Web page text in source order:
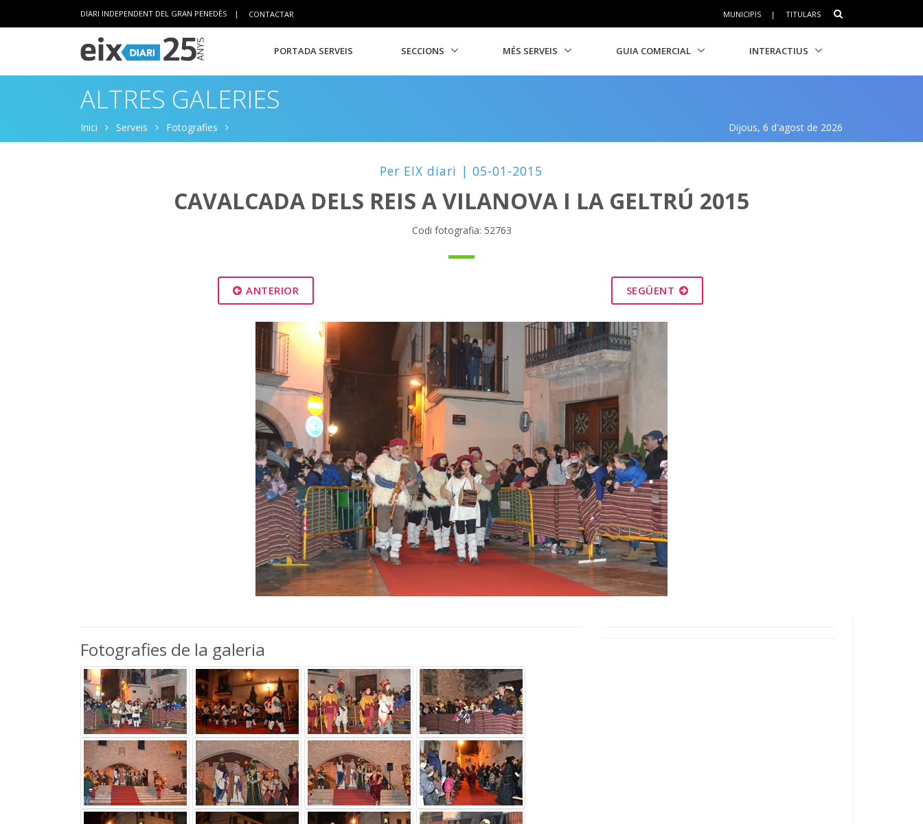
DIARI INDEPENDENT DEL GRAN PENEDÈS | CONTACTAR MUNICIPIS | TITULARS
PORTADA SERVEIS SECCIONS MÉS SERVEIS GUIA COMERCIAL INTERACTIUS
ALTRES GALERIES
Inici Serveis Fotografies Dijous, 6 d'agost de 2026
Per EIX diari | 05-01-2015
CAVALCADA DELS REIS A VILANOVA I LA GELTRÚ 2015
Codi fotografia: 52763
ANTERIOR SEGÜENT
Fotografies de la galeria